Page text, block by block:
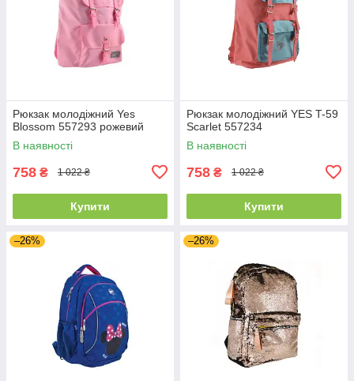
Рюкзак молодіжний Yes
Blossom 557293 рожевий
В наявності
758 ₴ 1 022 ₴
Купити
Рюкзак молодіжний YES T-59
Scarlet 557234
В наявності
758 ₴ 1 022 ₴
Купити
–26% –26%